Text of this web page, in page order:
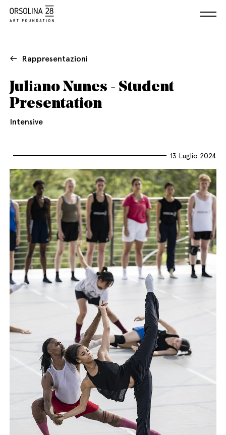
English
Rappresentazioni
Juliano Nunes - Student
Presentation
Intensive
13 Luglio 2024